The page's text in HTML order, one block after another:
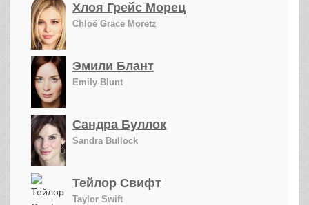
Хлоя Грейс Морец
Chloë Grace Moretz
Эмили Блант
Emily Blunt
Сандра Буллок
Sandra Bullock
Тейлор Свифт
Taylor Swift